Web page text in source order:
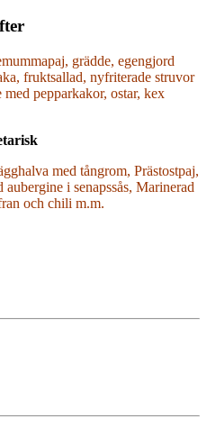
grädde, egengjord
fruktsallad, nyfriterade struvor
med pepparkakor, ostar, kex
med tångrom, Prästostpaj,
i senapssås, Marinerad
och chili m.m.